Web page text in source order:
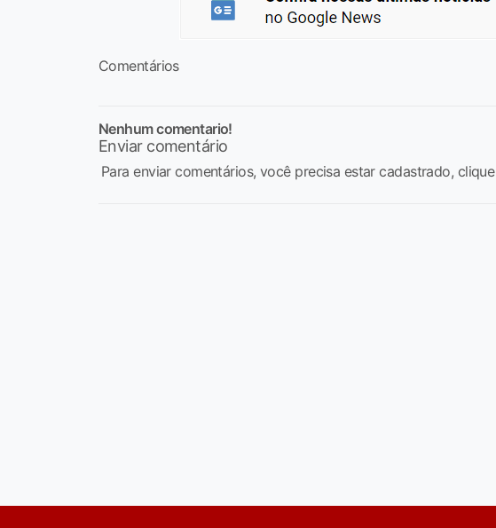
Comentários
Nenhum comentario!
Enviar comentário
Para enviar comentários, você precisa estar cadastrado, clique